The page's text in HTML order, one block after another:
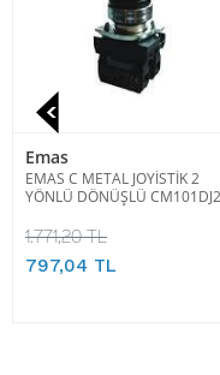
Emas
EMAS C METAL JOYİSTİK 2
YÖNLÜ DÖNÜŞLÜ
1.771,20 TL
797,04 TL